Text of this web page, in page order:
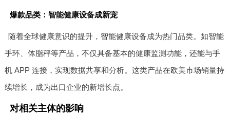
爆款品类：智能健康设备成新宠
随着全球健康意识的提升，智能健康设备成为热门品类。如智能
手环、体脂秤等产品，不仅具备基本的健康监测功能，还能与手
机 APP 连接，实现数据共享和分析。这类产品在欧美市场销量持
续增长，成为出口企业的新增长点。
对相关主体的影响